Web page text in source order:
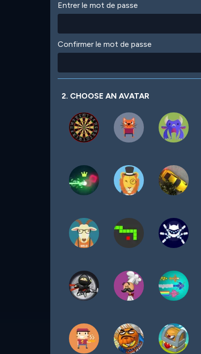
Entrer le mot de passe
Confirmer le mot de passe
2. CHOOSE AN AVATAR